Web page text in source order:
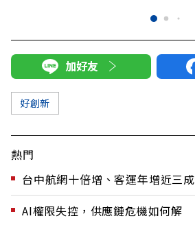
加好友
好創新
熱門
台中航網十倍增、客運年增近三成
AI權限失控，供應鏈危機如何解